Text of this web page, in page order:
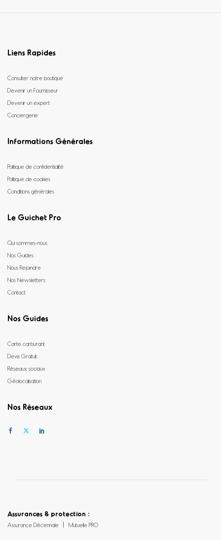
Liens Rapides
Consulter notre boutique
Devenir un Fournisseur
Devenir un expert
Conciergerie
Informations Générales
Politique de confidentialité
Politique de cookies
Conditions générales
Le Guichet Pro
Qui sommes-nous
Nos Guides
Nous Rejoindre
Nos Newsletters
Contact
Nos Guides
Carte carburant
Devis Gratuit
Réseaux sociaux
Géolocalisation
Nos Réseaux
Assurances & protection :
Assurance Décennale Mutuelle PRO